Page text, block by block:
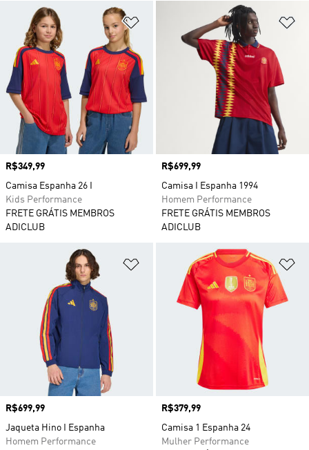
Adicionar à Lista de Desejos
Preço
R$349,99
Camisa Espanha 26 I
Kids Performance
FRETE GRÁTIS MEMBROS
ADICLUB
Preço
R$699,99
Camisa I Espanha 1994
Homem Performance
FRETE GRÁTIS MEMBROS
ADICLUB
Adicionar à Lista de Desejos
Preço
R$699,99
Jaqueta Hino I Espanha
Homem Performance
Preço
R$379,99
Camisa 1 Espanha 24
Mulher Performance